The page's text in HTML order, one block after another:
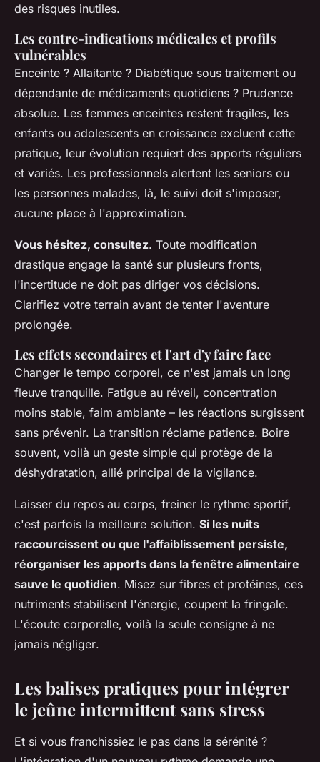
des risques inutiles.
Les contre-indications médicales et profils
vulnérables
Enceinte ? Allaitante ? Diabétique sous traitement ou
dépendante de médicaments quotidiens ? Prudence
absolue. Les femmes enceintes restent fragiles, les
enfants ou adolescents en croissance excluent cette
pratique, leur évolution requiert des apports réguliers
et variés. Les professionnels alertent les seniors ou
les personnes malades, là, le suivi doit s'imposer,
aucune place à l'approximation.
Vous hésitez, consultez. Toute modification
drastique engage la santé sur plusieurs fronts,
l'incertitude ne doit pas diriger vos décisions.
Clarifiez votre terrain avant de tenter l'aventure
prolongée.
Les effets secondaires et l'art d'y faire face
Changer le tempo corporel, ce n'est jamais un long
fleuve tranquille. Fatigue au réveil, concentration
moins stable, faim ambiante – les réactions surgissent
sans prévenir. La transition réclame patience. Boire
souvent, voilà un geste simple qui protège de la
déshydratation, allié principal de la vigilance.
Laisser du repos au corps, freiner le rythme sportif,
c'est parfois la meilleure solution. Si les nuits
raccourcissent ou que l'affaiblissement persiste,
réorganiser les apports dans la fenêtre alimentaire
sauve le quotidien. Misez sur fibres et protéines, ces
nutriments stabilisent l'énergie, coupent la fringale.
L'écoute corporelle, voilà la seule consigne à ne
jamais négliger.
Les balises pratiques pour intégrer
le jeûne intermittent sans stress
Et si vous franchissiez le pas dans la sérénité ?